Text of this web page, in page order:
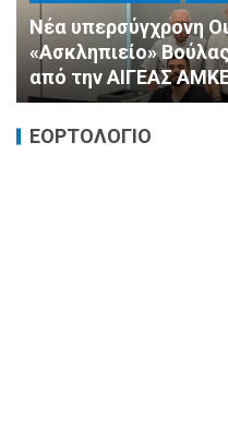
«Ημέρα Καρδιάς»:
πρόληψης από τη
Φιλαδέλφειας –
ΕΟΡΤΟΛΟΓΙΟ